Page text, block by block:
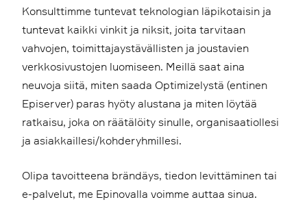
Konsulttimme tuntevat teknologian läpikotaisin ja
tuntevat kaikki vinkit ja niksit, joita tarvitaan
vahvojen, toimittajaystävällisten ja joustavien
verkkosivustojen luomiseen. Meillä saat aina
neuvoja siitä, miten saada Optimizelystä (entinen
Episerver) paras hyöty alustana ja miten löytää
ratkaisu, joka on räätälöity sinulle, organisaatiollesi
ja asiakkaillesi/kohderyhmillesi.
Olipa tavoitteena brändäys, tiedon levittäminen tai
e-palvelut, me Epinovalla voimme auttaa sinua.